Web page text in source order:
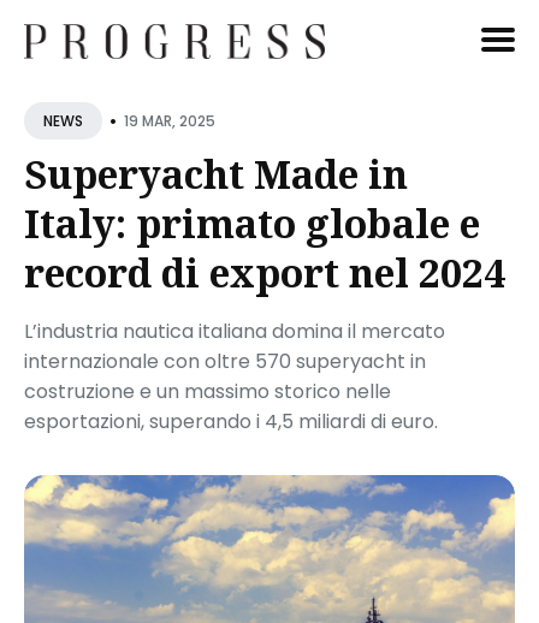
Cerca
NEWS • 19 MAR, 2025
Superyacht Made in
Italy: primato globale e
record di export nel 2024
L’industria nautica italiana domina il mercato
internazionale con oltre 570 superyacht in
costruzione e un massimo storico nelle
esportazioni, superando i 4,5 miliardi di euro.